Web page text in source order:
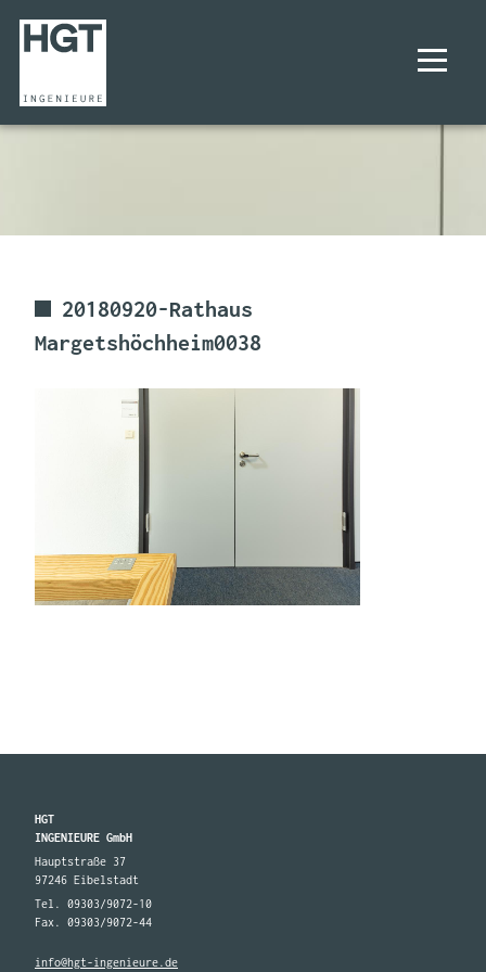
LEISTUNGEN
KARRIERE
20180920-Rathaus
Margetshöchheim0038
HGT
INGENIEURE GmbH
Hauptstraße 37
97246 Eibelstadt
Tel. 09303/9072-10
Fax. 09303/9072-44
info@hgt-ingenieure.de